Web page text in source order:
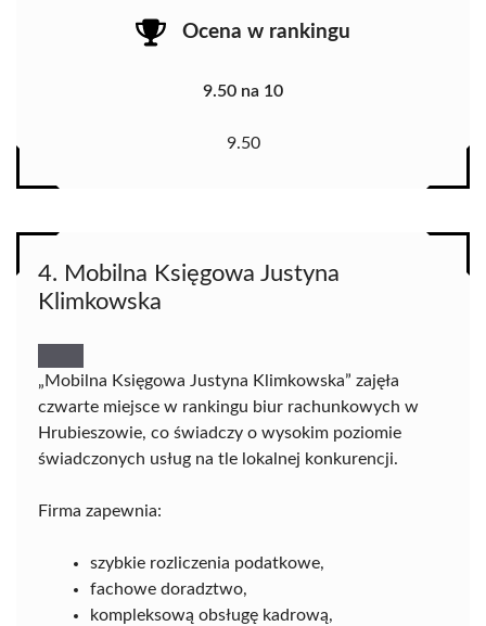
Ocena w rankingu
9.50 na 10
9.50
4. Mobilna Księgowa Justyna
Klimkowska
„Mobilna Księgowa Justyna Klimkowska” zajęła
czwarte miejsce w rankingu biur rachunkowych w
Hrubieszowie, co świadczy o wysokim poziomie
świadczonych usług na tle lokalnej konkurencji.
Firma zapewnia:
szybkie rozliczenia podatkowe,
fachowe doradztwo,
kompleksową obsługę kadrową,